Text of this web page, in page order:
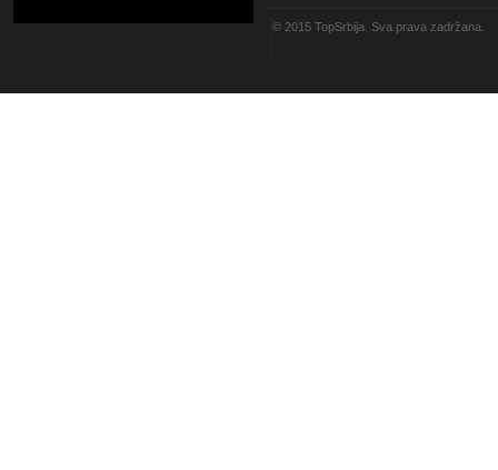
© 2015 TopSrbija. Sva prava zadržana.